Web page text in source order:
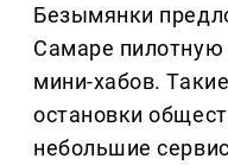
Безымянки
Самаре пилотную
мини-хабов.
остановки
небольшие